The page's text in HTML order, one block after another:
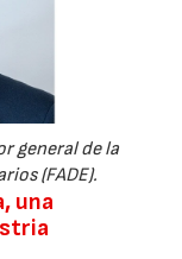
general de la
(FADE).
una